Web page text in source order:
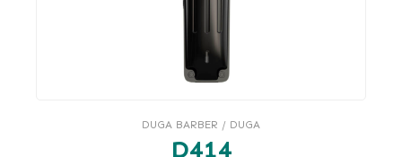
DUGA BARBER / DUGA
D414